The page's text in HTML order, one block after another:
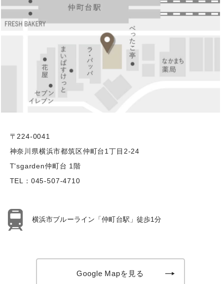
〒224-0041
神奈川県横浜市都筑区仲町台1丁目2-24
T'sgarden仲町台 1階
TEL： 045-507-4710
横浜市ブルーライン「仲町台駅」徒歩1分
Google Mapを見る